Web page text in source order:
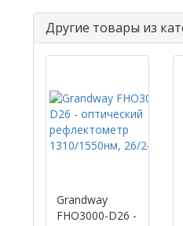
Другие товары из
Grandway
FHO3000-D26 -